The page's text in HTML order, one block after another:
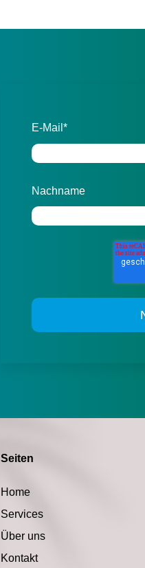
E-Mail*
Nachname
Seiten
Home
Services
Über uns
Kontakt